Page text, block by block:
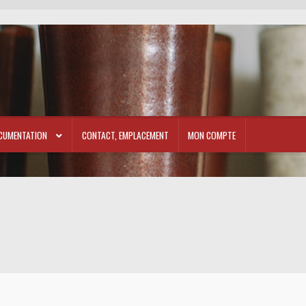
CONTACT, EMPLACEMENT MON COMPTE